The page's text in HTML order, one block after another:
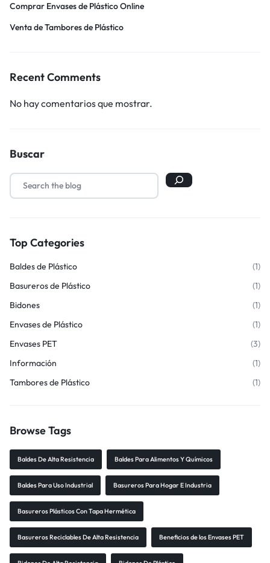
Comprar Envases de Plástico Online
Venta de Tambores de Plástico
Recent Comments
No hay comentarios que mostrar.
Buscar
Top Categories
Baldes de Plástico
(1)
Basureros de Plástico
(1)
Bidones
(1)
Envases de Plástico
(1)
Envases PET
(3)
Información
(1)
Tambores de Plástico
(1)
Browse Tags
Baldes De Alta Resistencia Baldes Para Alimentos Y Químicos
Baldes Para Uso Industrial Basureros Para Hogar E Industria
Basureros Plásticos Con Tapa Hermética
Basureros Reciclables De Alta Resistencia Beneficios de los Envases PET